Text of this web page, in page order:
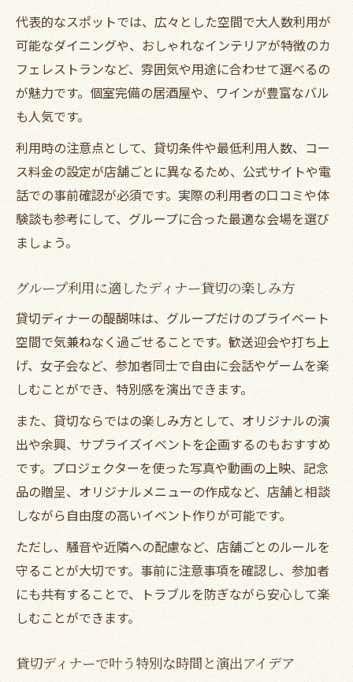
アレンジ自在なディナー貸切会場の選び方
貸切ディナーで自由にアレンジできる会場
選び
谷町線沿線で柔軟対応のディナー会場とは
シーン別に選べるディナー貸切空間の魅力
幹事の要望を叶えるディナー貸切カスタマ
イズ術
多彩なニーズに応えるディナー貸切の選択
肢
代表的なスポットでは、広々とした空間で大人数利用が
可能なダイニングや、おしゃれなインテリアが特徴のカ
フェレストランなど、雰囲気や用途に合わせて選べるの
が魅力です。個室完備の居酒屋や、ワインが豊富なバル
も人気です。
利用時の注意点として、貸切条件や最低利用人数、コー
ス料金の設定が店舗ごとに異なるため、公式サイトや電
話での事前確認が必須です。実際の利用者の口コミや体
験談も参考にして、グループに合った最適な会場を選び
ましょう。
グループ利用に適したディナー貸切の楽しみ方
貸切ディナーの醍醐味は、グループだけのプライベート
空間で気兼ねなく過ごせることです。歓送迎会や打ち上
げ、女子会など、参加者同士で自由に会話やゲームを楽
しむことができ、特別感を演出できます。
また、貸切ならではの楽しみ方として、オリジナルの演
出や余興、サプライズイベントを企画するのもおすすめ
です。プロジェクターを使った写真や動画の上映、記念
品の贈呈、オリジナルメニューの作成など、店舗と相談
しながら自由度の高いイベント作りが可能です。
ただし、騒音や近隣への配慮など、店舗ごとのルールを
守ることが大切です。事前に注意事項を確認し、参加者
にも共有することで、トラブルを防ぎながら安心して楽
しむことができます。
貸切ディナーで叶う特別な時間と演出アイデア